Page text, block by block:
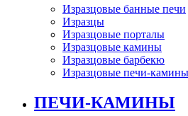
Изразцовые банные печи
Изразцы
Изразцовые порталы
Изразцовые камины
Изразцовые барбекю
Изразцовые печи-камины
ПЕЧИ-КАМИНЫ